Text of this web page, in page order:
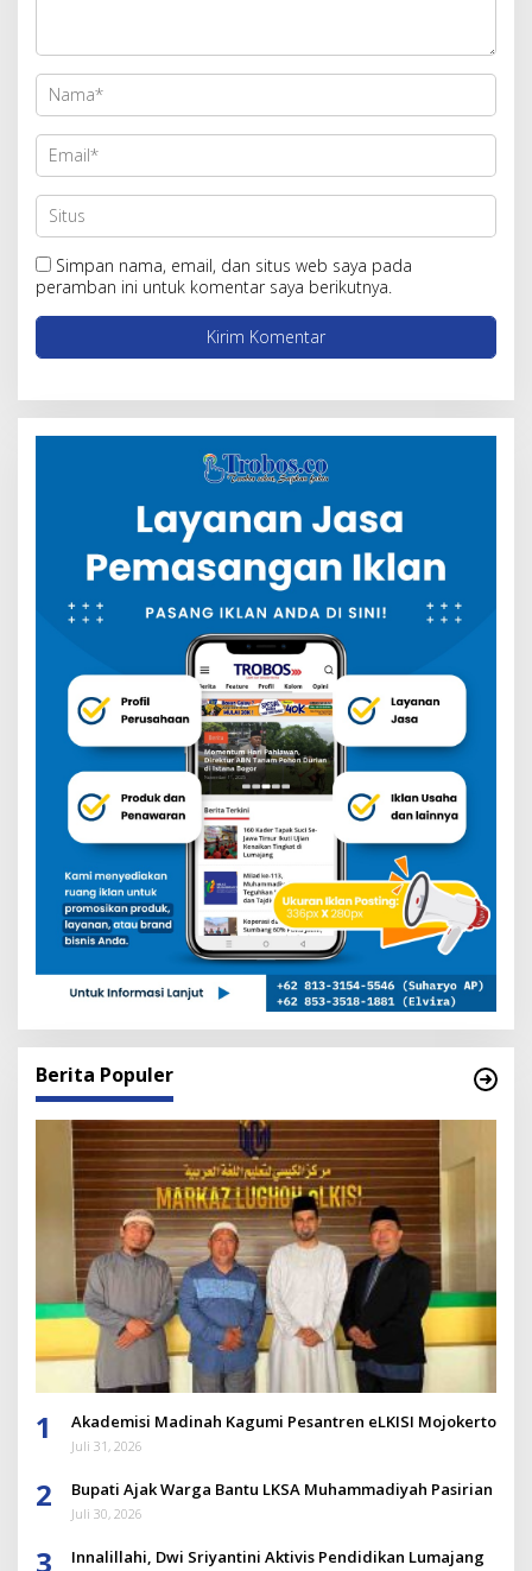
Simpan nama, email, dan situs web saya pada
peramban ini untuk komentar saya berikutnya.
Berita Populer
1 Akademisi Madinah Kagumi Pesantren eLKISI Mojokerto
Juli 31, 2026
2 Bupati Ajak Warga Bantu LKSA Muhammadiyah Pasirian
Juli 30, 2026
3
Innalillahi, Dwi Sriyantini Aktivis Pendidikan Lumajang